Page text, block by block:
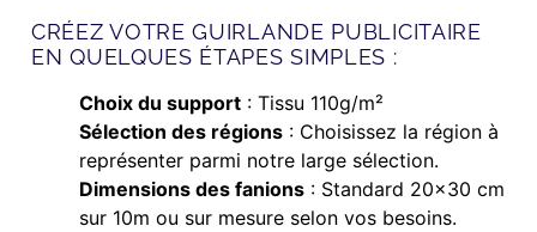
CRÉEZ VOTRE GUIRLANDE PUBLICITAIRE
EN QUELQUES ÉTAPES SIMPLES :
Choix du support : Tissu 110g/m²
Sélection des régions : Choisissez la région à
représenter parmi notre large sélection.
Dimensions des fanions : Standard 20×30 cm
sur 10m ou sur mesure selon vos besoins.